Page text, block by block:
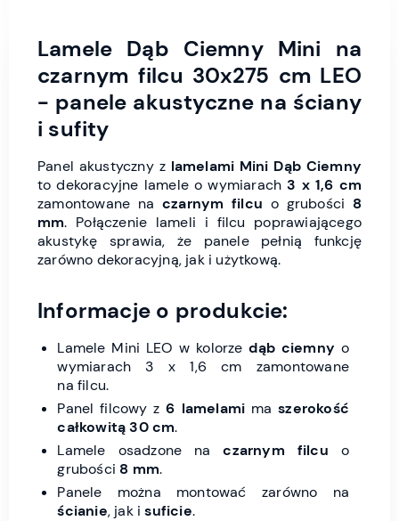
Lamele Dąb Ciemny Mini na
czarnym filcu 30x275 cm LEO
- panele akustyczne na ściany
i sufity
Panel akustyczny z lamelami Mini Dąb Ciemny
to dekoracyjne lamele o wymiarach3 x 1,6 cm
zamontowane na czarnym filcu o grubości 8
mm. Połączenie lameli i filcu poprawiającego
akustykę sprawia, że panele pełnią funkcję
zarówno dekoracyjną, jak i użytkową.
Informacje o produkcie:
Lamele Mini LEO w kolorzedąb ciemny o
wymiarach 3 x 1,6 cm zamontowane
na filcu.
Panel filcowy z6 lamelami maszerokość
całkowitą 30 cm.
Lamele osadzone naczarnym filcu o
grubości 8 mm.
Panele można montować zarówno na
ścianie, jak isuficie.